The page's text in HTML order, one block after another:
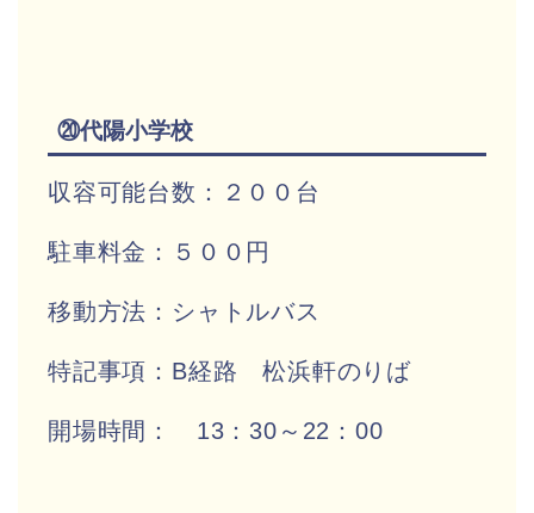
⑳代陽小学校
収容可能台数：２００台
駐車料金：５００円
移動方法：シャトルバス
特記事項：B経路 松浜軒のりば
開場時間： 13：30～22：00